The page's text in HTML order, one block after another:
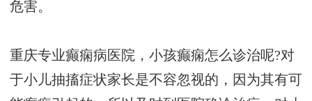
危害。
重庆专业癫痫病医院，小孩癫痫怎么诊治呢?对
于小儿抽搐症状家长是不容忽视的，因为其有可